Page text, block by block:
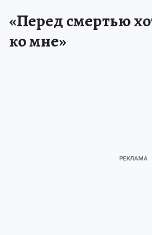
«Перед смертью
ко мне»